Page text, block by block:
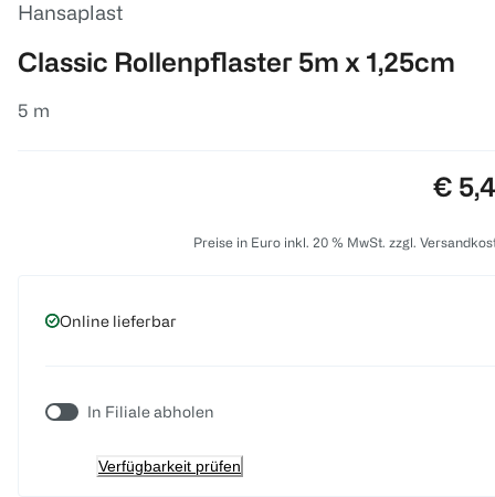
Hansaplast
Classic Rollenpflaster 5m x 1,25cm
5 m
€
Preise in Euro inkl. 20 % MwSt. zzgl.
Online lieferbar
In Filiale abholen
Verfügbarkeit prüfen